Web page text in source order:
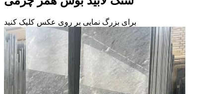
برای بزرگ نمایی بر روی عکس کلیک کنید